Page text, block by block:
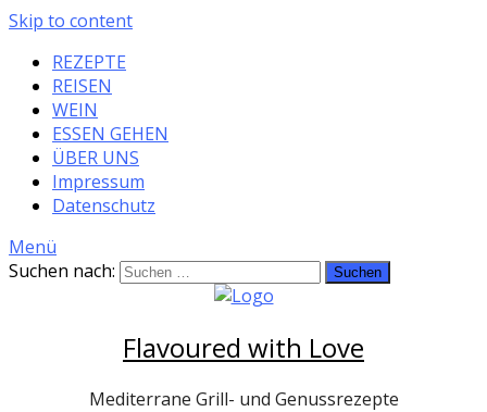
Skip to content
REZEPTE
REISEN
WEIN
ESSEN GEHEN
ÜBER UNS
Impressum
Datenschutz
Menü
Suchen nach:
Flavoured with Love
Mediterrane Grill- und Genussrezepte